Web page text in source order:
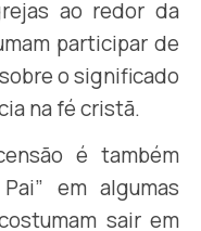
ao redor da
participar de
o significado
na fé cristã.
é também
em algumas
sair em